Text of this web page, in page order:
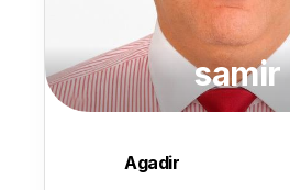
samir
Agadir